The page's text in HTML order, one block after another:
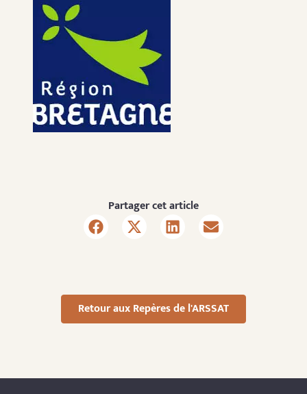
Partager cet article
Retour aux Repères de l'ARSSAT